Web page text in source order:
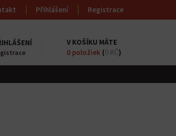
Přihlášení Registrace
V KOŠÍKU MÁTE
0 položiek (0 KČ)